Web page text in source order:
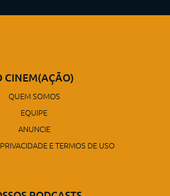
CINEM(AÇÃO)
QUEM SOMOS
EQUIPE
ANUNCIE
E TERMOS DE USO